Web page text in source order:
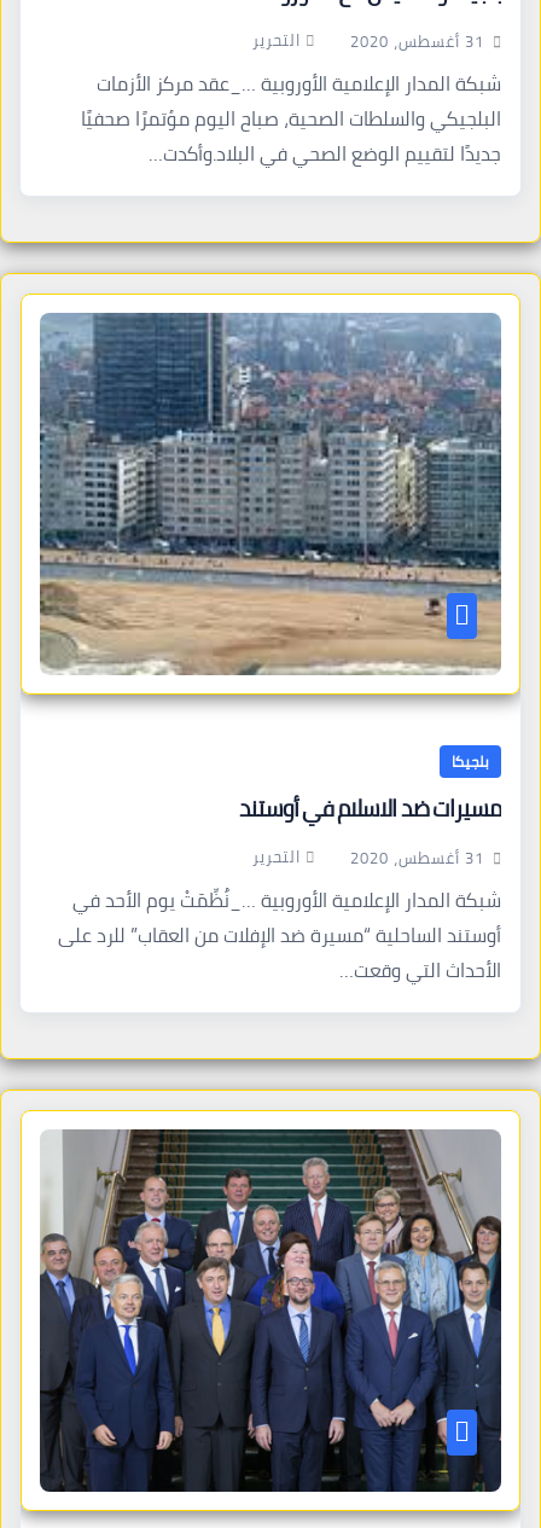
31 أغسطس، 2020 التحرير
شبكة المدار الإعلامية الأوروبية …_عقد مركز الأزمات
البلجيكي والسلطات الصحية، صباح اليوم مؤتمرًا صحفيًا
جديدًا لتقييم الوضع الصحي في البلاد.وأكدت…
بلجيكا
مسيرات ضد الاسلام في أوستند
31 أغسطس، 2020 التحرير
شبكة المدار الإعلامية الأوروبية …_نُظِّمَتْ يوم الأحد في
أوستند الساحلية “مسيرة ضد الإفلات من العقاب” للرد على
الأحداث التي وقعت…